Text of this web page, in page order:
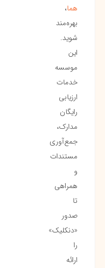
هما،
بهره‌مند
شوید.
این
موسسه
خدمات
ارزیابی
رایگان
مدارک،
جمع‌آوری
مستندات
و
همراهی
تا
صدور
«دنکلیک»
را
ارائه